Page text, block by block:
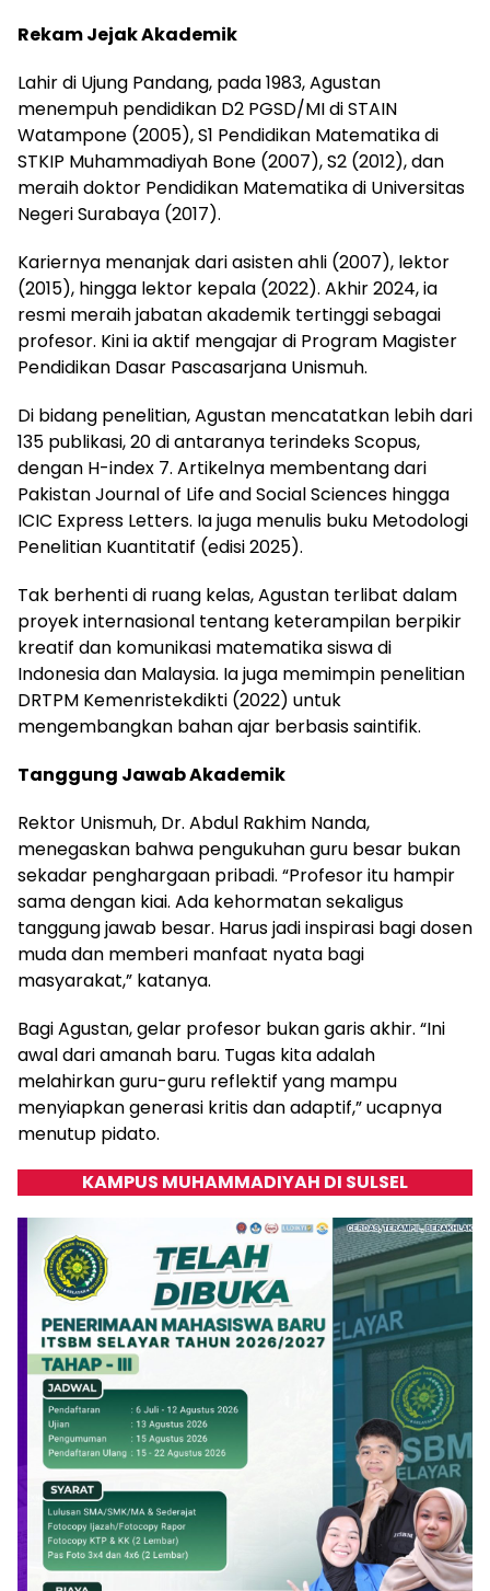
Rekam Jejak Akademik
Lahir di Ujung Pandang, pada 1983, Agustan
menempuh pendidikan D2 PGSD/MI di STAIN
Watampone (2005), S1 Pendidikan Matematika di
STKIP Muhammadiyah Bone (2007), S2 (2012), dan
meraih doktor Pendidikan Matematika di Universitas
Negeri Surabaya (2017).
Kariernya menanjak dari asisten ahli (2007), lektor
(2015), hingga lektor kepala (2022). Akhir 2024, ia
resmi meraih jabatan akademik tertinggi sebagai
profesor. Kini ia aktif mengajar di Program Magister
Pendidikan Dasar Pascasarjana Unismuh.
Di bidang penelitian, Agustan mencatatkan lebih dari
135 publikasi, 20 di antaranya terindeks Scopus,
dengan H-index 7. Artikelnya membentang dari
Pakistan Journal of Life and Social Sciences hingga
ICIC Express Letters. Ia juga menulis buku Metodologi
Penelitian Kuantitatif (edisi 2025).
Tak berhenti di ruang kelas, Agustan terlibat dalam
proyek internasional tentang keterampilan berpikir
kreatif dan komunikasi matematika siswa di
Indonesia dan Malaysia. Ia juga memimpin penelitian
DRTPM Kemenristekdikti (2022) untuk
mengembangkan bahan ajar berbasis saintifik.
Tanggung Jawab Akademik
Rektor Unismuh, Dr. Abdul Rakhim Nanda,
menegaskan bahwa pengukuhan guru besar bukan
sekadar penghargaan pribadi. “Profesor itu hampir
sama dengan kiai. Ada kehormatan sekaligus
tanggung jawab besar. Harus jadi inspirasi bagi dosen
muda dan memberi manfaat nyata bagi
masyarakat,” katanya.
Bagi Agustan, gelar profesor bukan garis akhir. “Ini
awal dari amanah baru. Tugas kita adalah
melahirkan guru-guru reflektif yang mampu
menyiapkan generasi kritis dan adaptif,” ucapnya
menutup pidato.
KAMPUS MUHAMMADIYAH DI SULSEL